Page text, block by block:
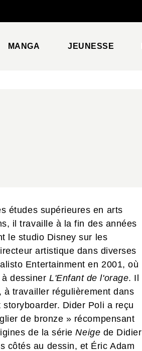
MANGA JEUNESSE
études supérieures en arts
il travaille à la fin des années
le studio Disney sur les
artistique dans diverses
Entertainment en 2001, où
à dessinerL'Enfant de l'orage. Il
travailler régulièrement dans
Dider Poli a reçu
de bronze » récompensant
de la sérieNeige de Didier
côtés au dessin, et Éric Adam